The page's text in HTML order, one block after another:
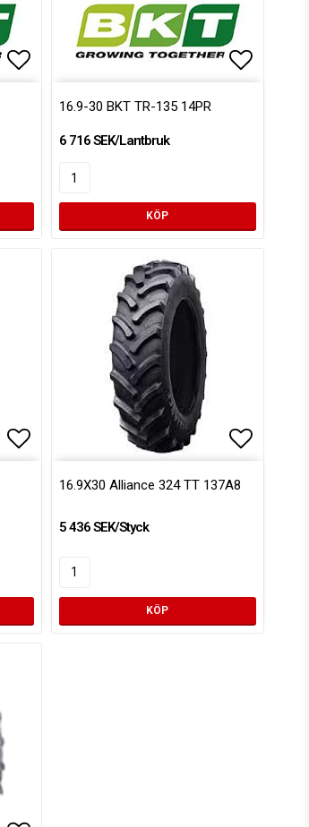
16.9-30 BKT TR-135 14PR
6 716 SEK/Lantbruk
KÖP
Lägg till i favoritlistan
16.9X30 Alliance 324 TT 137A8
5 436 SEK/Styck
KÖP